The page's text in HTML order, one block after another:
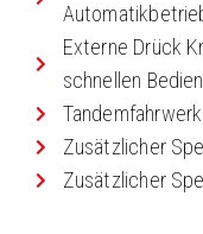
Externe Drück
schnellen
Zusätzlicher
Zusätzlicher